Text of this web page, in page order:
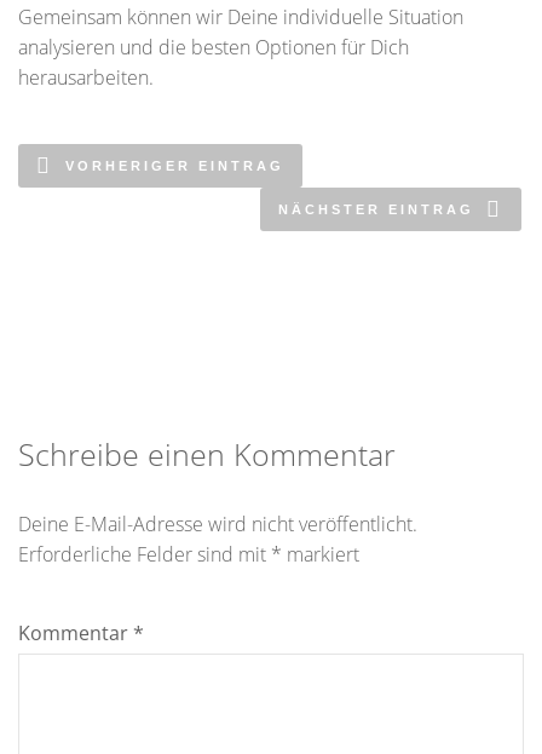
Gemeinsam können wir Deine individuelle Situation
analysieren und die besten Optionen für Dich
herausarbeiten.
VORHERIGER EINTRAG
NÄCHSTER EINTRAG
Schreibe einen Kommentar
Deine E-Mail-Adresse wird nicht veröffentlicht.
Erforderliche Felder sind mit * markiert
Kommentar *